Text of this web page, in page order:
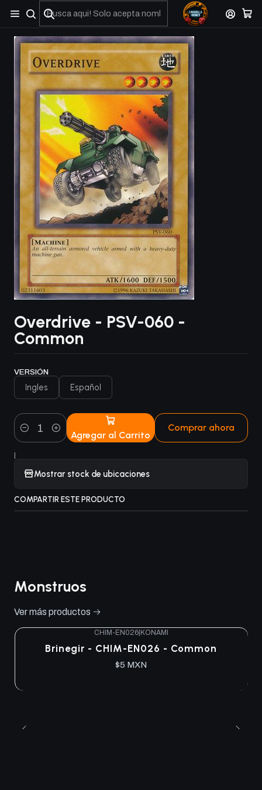
No olviden reportar sus depositos y transferencias por Whatsapp
Overdrive - PSV-060 -
Common
VERSIÓN
Ingles Español
Cantidad Agregar al Carrito
Comprar ahora
|
Mostrar stock de ubicaciones
COMPARTIR ESTE PRODUCTO
Monstruos
Ver más productos
CHIM-EN026| KONAMI
Brinegir - CHIM-EN026 - Common
$5 MXN